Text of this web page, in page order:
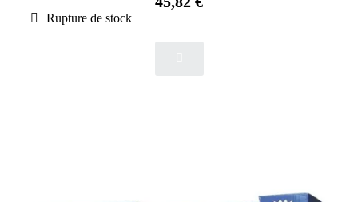
Rupture de stock